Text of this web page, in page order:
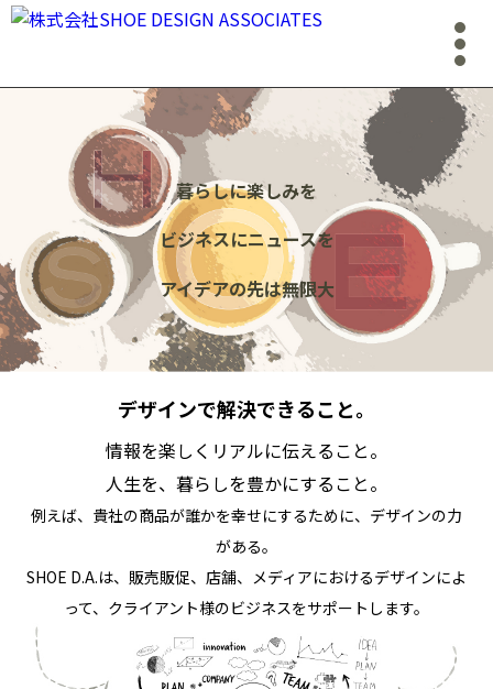
暮らしに楽しみを
ビジネスにニュースを
アイデアの先は無限大
デザインで解決できること。
情報を楽しくリアルに伝えること。
人生を、暮らしを豊かにすること。
例えば、貴社の商品が誰かを幸せにするために、デザインの力
がある。
SHOE D.A.は、販売販促、店舗、メディアにおけるデザインによ
って、クライアント様のビジネスをサポートします。